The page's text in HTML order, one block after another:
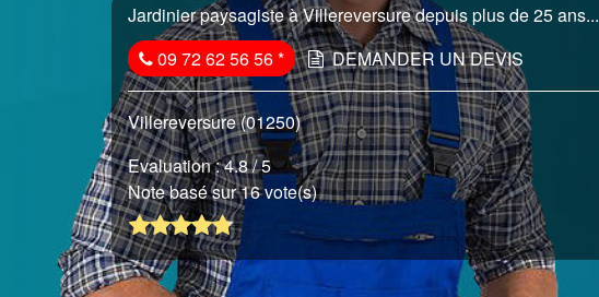
Jardinier paysagiste à Villereversure depuis plus de 25 ans...
09 72 62 56 56* DEMANDER UN DEVIS
Villereversure (01250)
Evaluation :4.8/ 5
Note basé sur 16 vote(s)